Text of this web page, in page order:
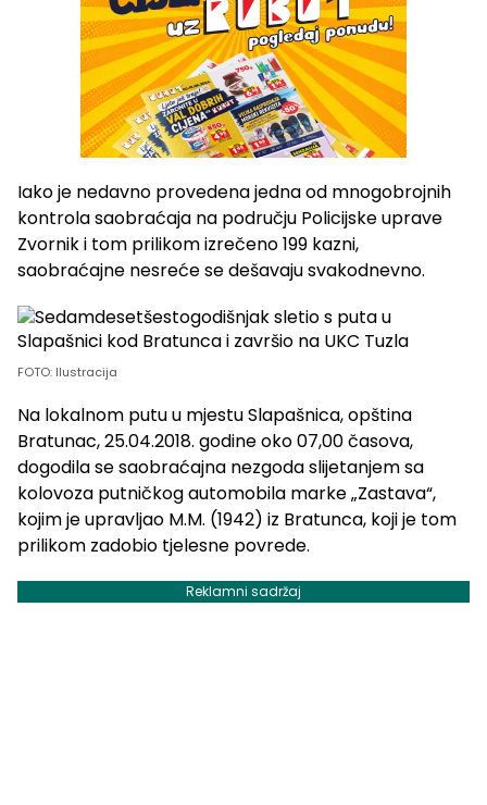
Iako je nedavno provedena jedna od mnogobrojnih
kontrola saobraćaja na području Policijske uprave
Zvornik i tom prilikom izrečeno 199 kazni,
saobraćajne nesreće se dešavaju svakodnevno.
FOTO: Ilustracija
Na lokalnom putu u mjestu Slapašnica, opština
Bratunac, 25.04.2018. godine oko 07,00 časova,
dogodila se saobraćajna nezgoda slijetanjem sa
kolovoza putničkog automobila marke „Zastava“,
kojim je upravljao M.M. (1942) iz Bratunca, koji je tom
prilikom zadobio tjelesne povrede.
Reklamni sadržaj